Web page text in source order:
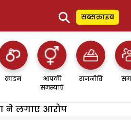
⚲ सब्सक्राइब
क्राइम
आपकी
समस्याएं
राजनीति
ने लगाए आरोप